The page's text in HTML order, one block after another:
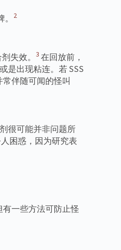
2
失效。
3 在回放前，
是出现粘连。若 SSS
伴随可闻的怪叫
很可能并非问题所
困惑，因为研究表
一些方法可防止怪